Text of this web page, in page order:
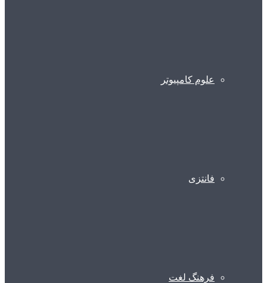
علوم کامپیوتر
فانتزی
فرهنگ لغت